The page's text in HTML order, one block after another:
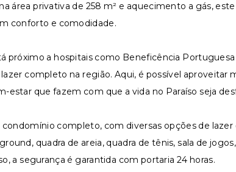
área privativa de 258 m² e aquecimento a gás,
conforto e comodidade.
próximo a hospitais como Beneficência Portuguesa
completo na região. Aqui, é possível aproveitar
estar que fazem com que a vida no Paraíso seja
completo, com diversas opções de
quadra de areia, quadra de tênis, sala de
a segurança é garantida com portaria 24 horas.